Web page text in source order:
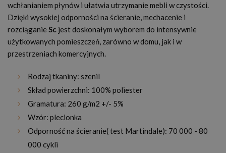
wchłanianiem płynów i ułatwia utrzymanie mebli w czystości.
Dzięki wysokiej odporności na ścieranie, mechacenie i
rozciąganie Sc jest doskonałym wyborem do intensywnie
użytkowanych pomieszczeń, zarówno w domu, jak i w
przestrzeniach komercyjnych.
Rodzaj tkaniny: szenil
Skład powierzchni: 100% poliester
Gramatura: 260 g/m2 +/- 5%
Wzór: plecionka
Odporność na ścieranie( test Martindale): 70 000 - 80
000 cykli